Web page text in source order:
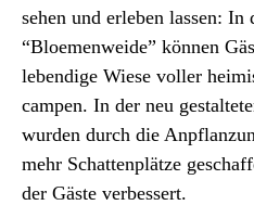
sehen und erleben lassen: In
“Bloemenweide” können
lebendige Wiese voller
campen. In der neu
wurden durch die
mehr Schattenplätze
der Gäste verbessert.